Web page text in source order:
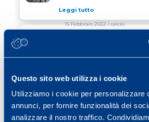
Questo sito web utilizza i cookie
Utilizziamo i cookie per personalizzare
annunci, per fornire funzionalità dei
analizzare il nostro traffico.
Leggi tutto
PER VINCERE LA PARTITA
15 Febbraio 2022/ calcio
PER VINCERE LA PARTITA
Leggi tutto
NON SMETTERE DI